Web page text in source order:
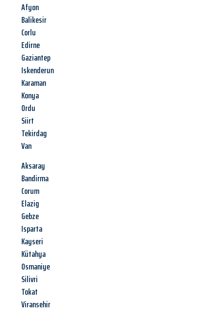
Afyon
Balikesir
Corlu
Edirne
Gaziantep
Iskenderun
Karaman
Konya
Ordu
Siirt
Tekirdag
Van
Aksaray
Bandirma
Corum
Elazig
Gebze
Isparta
Kayseri
Kütahya
Osmaniye
Silivri
Tokat
Viransehir